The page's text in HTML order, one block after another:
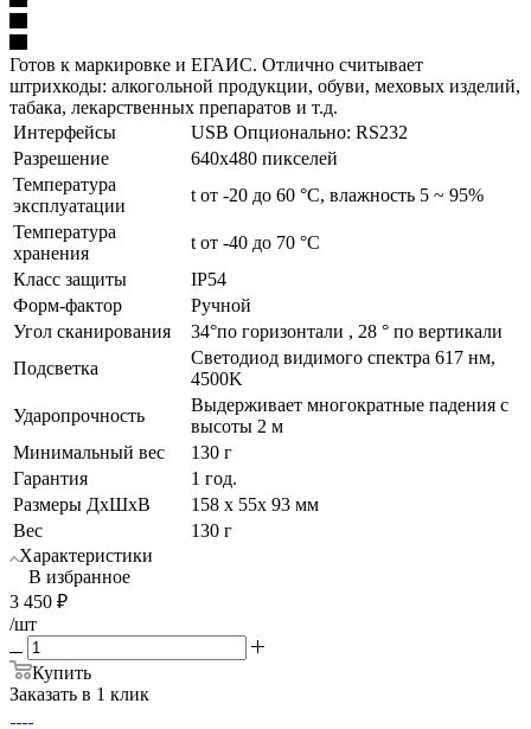
Готов к маркировке и ЕГАИС. Отлично считывает
штрихкоды: алкогольной продукции, обуви, меховых изделий,
табака, лекарственных препаратов и т.д.
Интерфейсы
USB Опционально: RS232
Разрешение
640х480 пикселей
Температура
эксплуатации
t от -20 до 60 °C, влажность 5 ~ 95%
Температура
хранения
t от -40 до 70 °C
Класс защиты
IP54
Форм-фактор
Ручной
Угол сканирования
34°по горизонтали , 28 ° по вертикали
Подсветка
Светодиод видимого спектра 617 нм,
4500K
Ударопрочность
Выдерживает многократные падения с
высоты 2 м
Минимальный вес
130 г
Гарантия
1 год.
Размеры ДхШхВ
158 х 55х 93 мм
Вес
130 г
Характеристики
В избранное
3 450 ₽
/шт
Купить
Заказать в 1 клик